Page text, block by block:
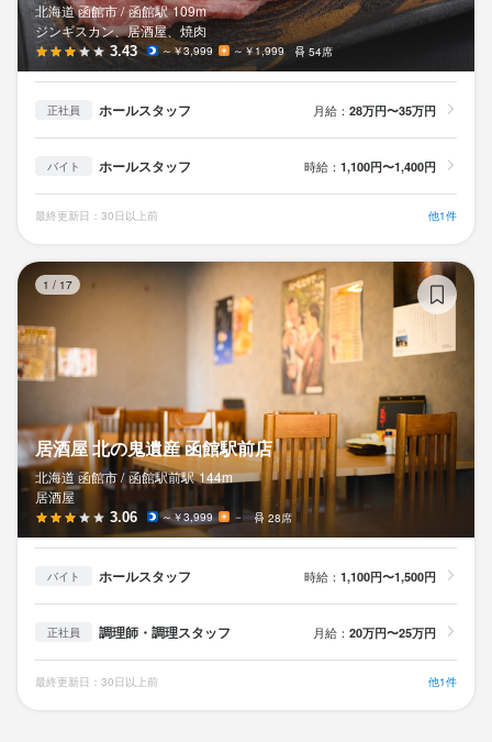
北海道 函館市 / 函館駅 109m
ジンギスカン、居酒屋、焼肉
3.43 ～￥3,999 ～￥1,999 54席
正社員 ホールスタッフ 月給： 28万円〜35万円
バイト ホールスタッフ 時給： 1,100円〜1,400円
最終更新日：30日以上前 他1件
1 / 17
居酒屋 北の鬼遺産 函館駅前店
北海道 函館市 / 函館駅前駅 144m
居酒屋
3.06 ～￥3,999 － 28席
バイト ホールスタッフ 時給： 1,100円〜1,500円
正社員 調理師・調理スタッフ 月給： 20万円〜25万円
最終更新日：30日以上前 他1件